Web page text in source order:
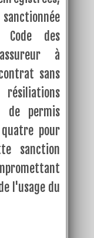
des
à
sans
de permis
pour
sanction
l'usage du